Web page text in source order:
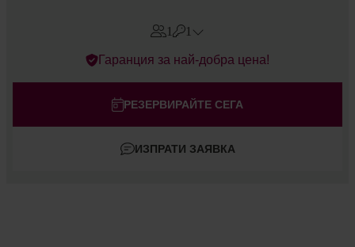
1 1
Errors?
Деца
Гаранция за най-добра цена!
РЕЗЕРВИРАЙТЕ СЕГА
ИЗПРАТИ ЗАЯВКА